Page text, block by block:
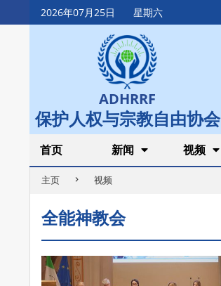
2026年07月25日 星期六
Skip
to
ADHRRF
保护人权与宗教自由协会
Secondary
Navigation
Menu
首页 新闻 视频
主页 视频
全能神教会